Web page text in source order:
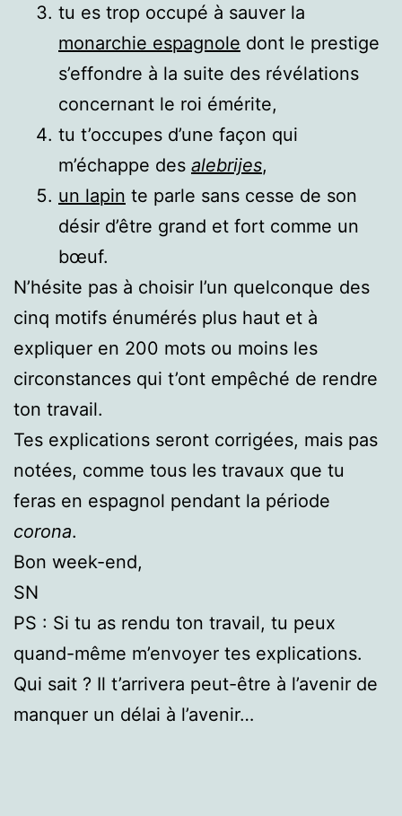
tu es trop occupé à sauver la
monarchie espagnole dont le prestige
s’effondre à la suite des révélations
concernant le roi émérite,
tu t’occupes d’une façon qui
m’échappe des alebrijes,
un lapin te parle sans cesse de son
désir d’être grand et fort comme un
bœuf.
N’hésite pas à choisir l’un quelconque des
cinq motifs énumérés plus haut et à
expliquer en 200 mots ou moins les
circonstances qui t’ont empêché de rendre
ton travail.
Tes explications seront corrigées, mais pas
notées, comme tous les travaux que tu
feras en espagnol pendant la période
corona.
Bon week-end,
SN
PS : Si tu as rendu ton travail, tu peux
quand-même m’envoyer tes explications.
Qui sait ? Il t’arrivera peut-être à l’avenir de
manquer un délai à l’avenir…